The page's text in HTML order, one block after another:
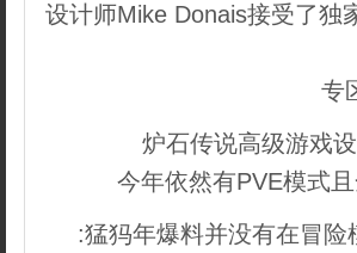
设计师Mike Donais接受了独
专
炉石传说高级游戏
今年依然有PVE模式
:猛犸年爆料并没有在冒